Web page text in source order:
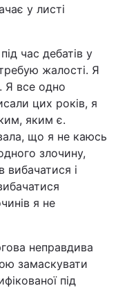
у листі
час дебатів у
жалості. Я
Я все одно
цих років, я
яким є.
що я не каюсь
злочину,
вибачатися і
я не
неправдива
замаскувати
під